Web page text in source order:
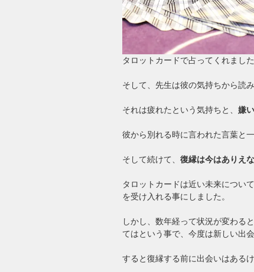
タロットカードで占ってくれまし
そして、先生は彼の気持ちから読
それは疲れたという気持ちと、 嫌
彼から別れる時に言われた言葉と一
そして続けて、 復縁は今はありえ
タロットカードは近い未来につい
を受け入れる事にしました。
しかし、数年経って状況が変わる
てはという事で、今度は新しい出
すると復縁する前に出会いはある